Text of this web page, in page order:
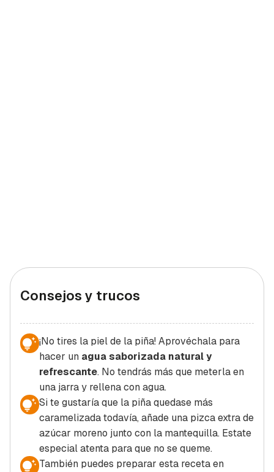
Consejos y trucos
¡No tires la piel de la piña! Aprovéchala para
hacer un agua saborizada natural y
refrescante. No tendrás más que meterla en
una jarra y rellena con agua.
Si te gustaría que la piña quedase más
caramelizada todavía, añade una pizca extra de
azúcar moreno junto con la mantequilla. Estate
especial atenta para que no se queme.
También puedes preparar esta receta en